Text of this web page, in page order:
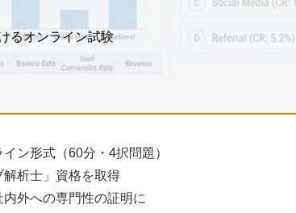
るオンライン試験
ン形式（60分・4択問題）
析士」資格を取得
外への専門性の証明に